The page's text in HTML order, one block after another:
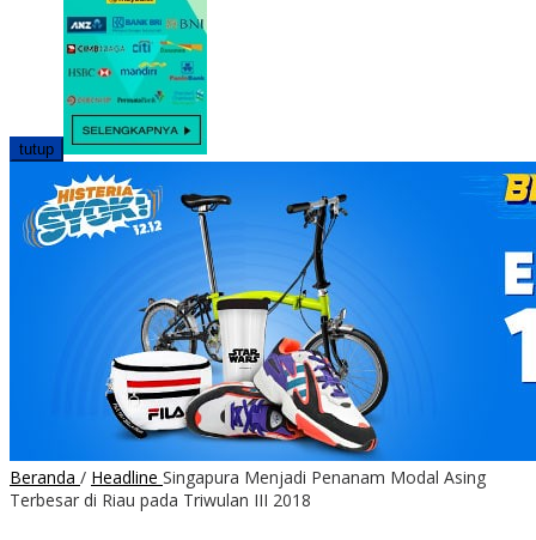
tutup
Beranda / Headline Singapura Menjadi Penanam Modal Asing
Terbesar di Riau pada Triwulan III 2018